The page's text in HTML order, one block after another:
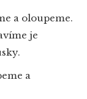
a oloupeme.
je
a